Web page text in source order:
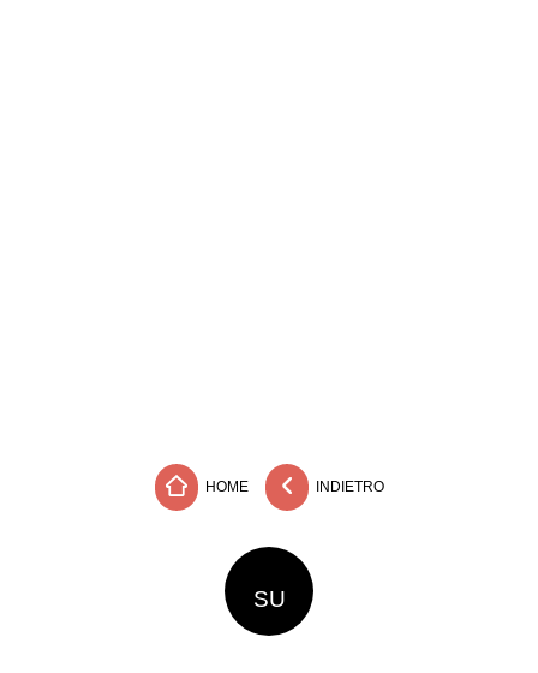
HOME INDIETRO
SU